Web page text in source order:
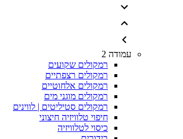
עמודה 2
רמקולים שקועים
רמקולים רצפתיים
רמקולים אלחוטיים
רמקולים מוגני מים
רמקולים סטיליטים | לווינים
חיפוי טלוויזיה חיצוני
כיסוי לטלוויזיה